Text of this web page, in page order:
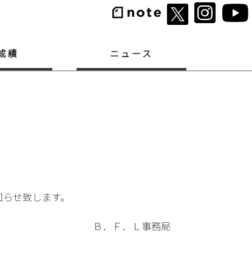
績 ニュース
せ致します。
Ｂ．Ｆ．Ｌ事務局